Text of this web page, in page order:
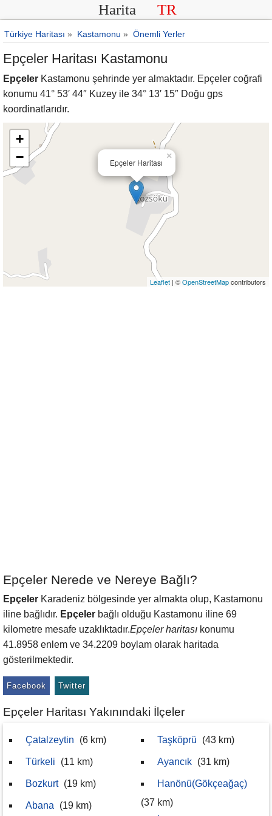
Harita TR
Türkiye Haritası » Kastamonu » Önemli Yerler
Epçeler Haritası Kastamonu
Epçeler Kastamonu şehrinde yer almaktadır. Epçeler coğrafi
konumu 41° 53′ 44″ Kuzey ile 34° 13′ 15″ Doğu gps
koordinatlarıdır.
Epçeler Haritası
×
+
−
Leaflet | ©OpenStreetMapcontributors
Epçeler Nerede ve Nereye Bağlı?
Epçeler Karadeniz bölgesinde yer almakta olup, Kastamonu
iline bağlıdır. Epçeler bağlı olduğu Kastamonu iline 69
kilometre mesafe uzaklıktadır.Epçeler haritası konumu
41.8958 enlem ve 34.2209 boylam olarak haritada
gösterilmektedir.
Facebook Twitter
Epçeler Haritası Yakınındaki İlçeler
Çatalzeytin (6 km)
Türkeli (11 km)
Bozkurt (19 km)
Abana (19 km)
Taşköprü (43 km)
Ayancık (31 km)
Hanönü(Gökçeağaç)
(37 km)